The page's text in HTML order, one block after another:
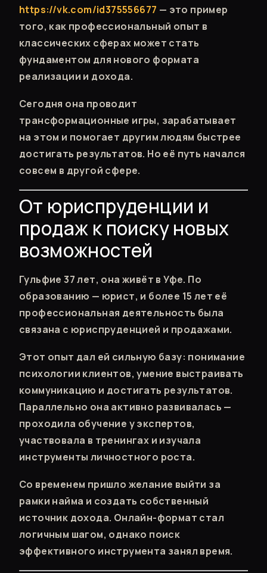
https://vk.com/id375556677 — это пример
того, как профессиональный опыт в
классических сферах может стать
фундаментом для нового формата
реализации и дохода.
Сегодня она проводит
трансформационные игры, зарабатывает
на этом и помогает другим людям быстрее
достигать результатов. Но её путь начался
совсем в другой сфере.
От юриспруденции и
продаж к поиску новых
возможностей
Гульфие 37 лет, она живёт в Уфе. По
образованию — юрист, и более 15 лет её
профессиональная деятельность была
связана с юриспруденцией и продажами.
Этот опыт дал ей сильную базу: понимание
психологии клиентов, умение выстраивать
коммуникацию и достигать результатов.
Параллельно она активно развивалась —
проходила обучение у экспертов,
участвовала в тренингах и изучала
инструменты личностного роста.
Со временем пришло желание выйти за
рамки найма и создать собственный
источник дохода. Онлайн-формат стал
логичным шагом, однако поиск
эффективного инструмента занял время.